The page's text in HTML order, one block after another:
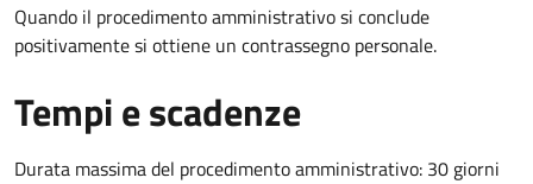
Quando il procedimento amministrativo si conclude
positivamente si ottiene un contrassegno personale.
Tempi e scadenze
Durata massima del procedimento amministrativo: 30 giorni